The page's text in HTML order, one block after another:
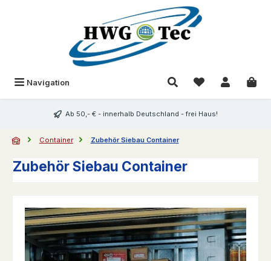
Navigation Du hast 0
Ab 50,- € - innerhalb Deutschland - frei Haus!
Container Zubehör Siebau Container
Zubehör Siebau Container